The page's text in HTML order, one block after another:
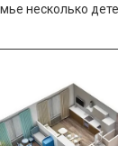
несколько